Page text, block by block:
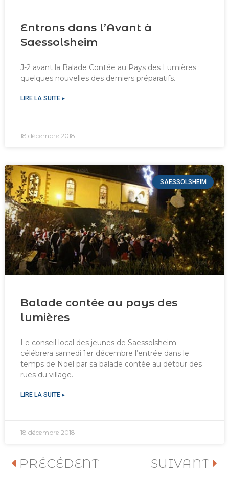
Entrons dans l’Avant à
Saessolsheim
J-2 avant la Balade Contée au Pays des Lumières :
quelques nouvelles des derniers préparatifs.
LIRE LA SUITE ▸
18 décembre 2018
SAESSOLSHEIM
Balade contée au pays des
lumières
Le conseil local des jeunes de Saessolsheim
célébrera samedi 1er décembre l’entrée dans le
temps de Noël par sa balade contée au détour des
rues du village.
LIRE LA SUITE ▸
18 décembre 2018
PRÉCÉDENT SUIVANT